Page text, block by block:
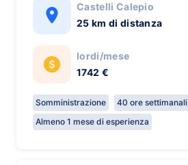
Castelli Calepio
25 km di distanza
lordi/mese
1742 €
Somministrazione
40 ore settimanali
Almeno 1 mese di esperienza